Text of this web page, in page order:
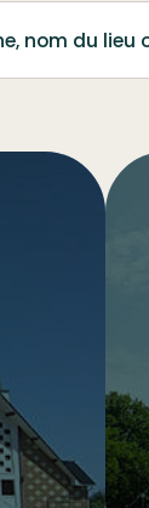
nom du lieu